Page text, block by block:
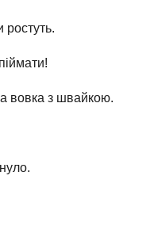
ростуть.
вовка з швайкою.